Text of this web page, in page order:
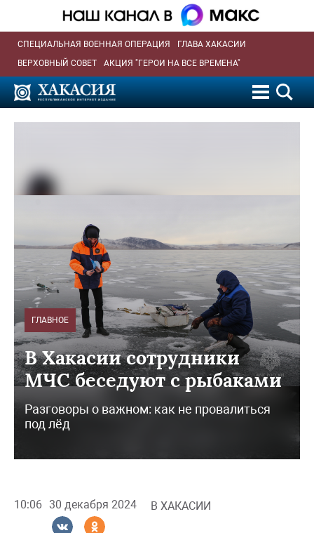
СПЕЦИАЛЬНАЯ ВОЕННАЯ ОПЕРАЦИЯ
ГЛАВА ХАКАСИИ
ВЕРХОВНЫЙ СОВЕТ
АКЦИЯ "ГЕРОИ НА ВСЕ ВРЕМЕНА"
ГЛАВНОЕ
В Хакасии сотрудники
МЧС беседуют с рыбаками
Разговоры о важном: как не провалиться
под лёд
10:06 30 декабря 2024 В ХАКАСИИ